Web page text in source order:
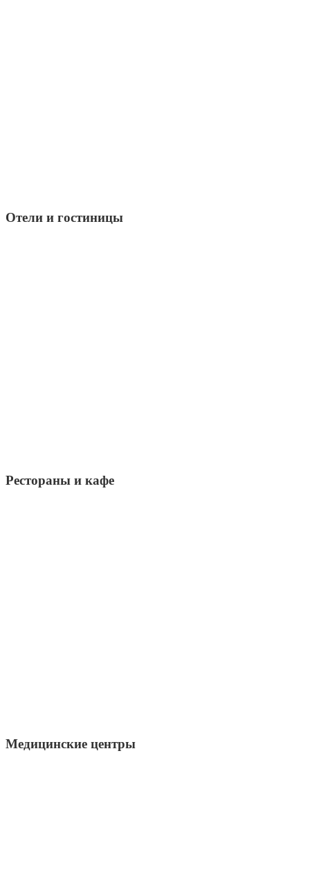
Отели и гостиницы
Рестораны и кафе
Медицинские центры